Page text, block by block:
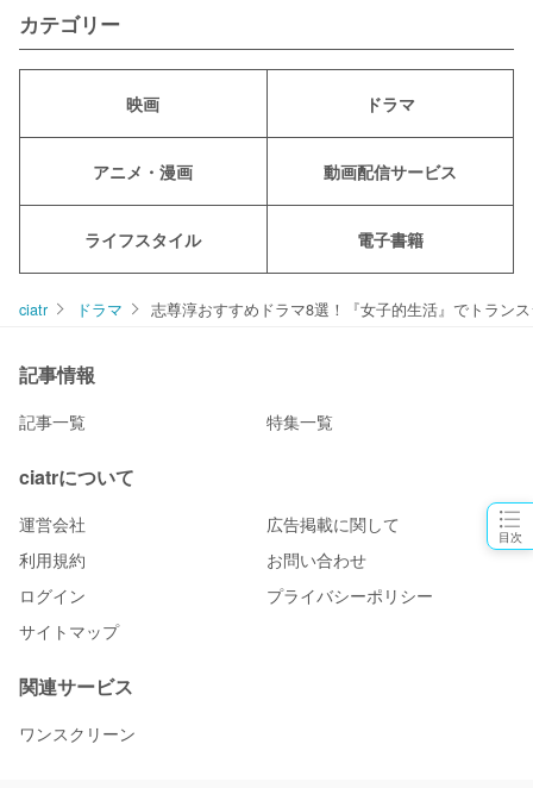
目次
カテゴリー
映画 ドラマ
アニメ・漫画 動画配信サービス
ライフスタイル 電子書籍
ciatr ドラマ 志尊淳おすすめドラマ8選！『女子的生活』でトラン
記事情報
記事一覧 特集一覧
ciatrについて
運営会社
広告掲載に関して
利用規約
お問い合わせ
ログイン
プライバシーポリシー
サイトマップ
関連サービス
ワンスクリーン